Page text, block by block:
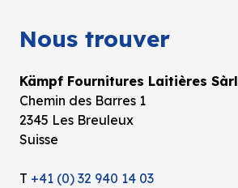
Nous trouver
Kämpf Fournitures Laitières Sàrl
Chemin des Barres 1
2345 Les Breuleux
Suisse
T +41 (0) 32 940 14 03